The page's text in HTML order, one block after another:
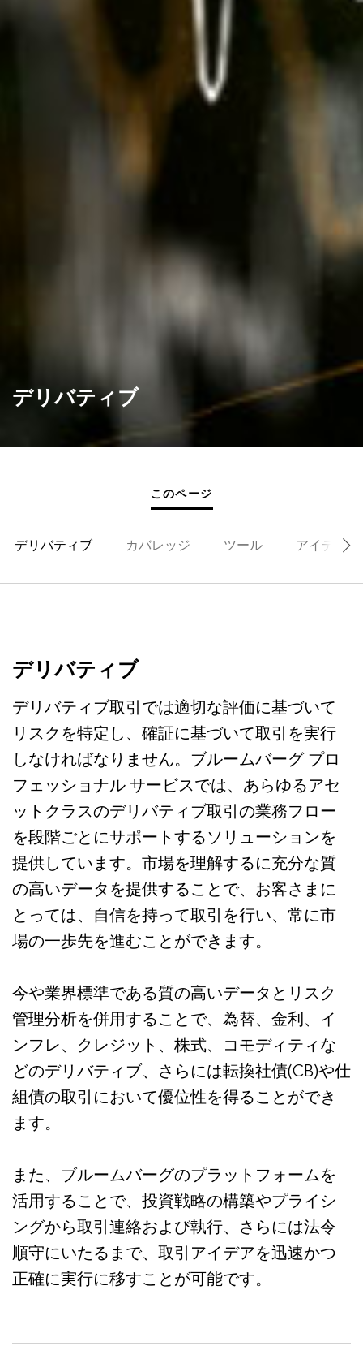
デリバティブ
このページ
デリバティブ カバレッジ ツール アイデア
デリバティブ
デリバティブ取引では適切な評価に基づいて
リスクを特定し、確証に基づいて取引を実行
しなければなりません。ブルームバーグ プロ
フェッショナル サービスでは、あらゆるアセ
ットクラスのデリバティブ取引の業務フロー
を段階ごとにサポートするソリューションを
提供しています。市場を理解するに充分な質
の高いデータを提供することで、お客さまに
とっては、自信を持って取引を行い、常に市
場の一歩先を進むことができます。
今や業界標準である質の高いデータとリスク
管理分析を併用することで、為替、金利、イ
ンフレ、クレジット、株式、コモディティな
どのデリバティブ、さらには転換社債(CB)や仕
組債の取引において優位性を得ることができ
ます。
また、ブルームバーグのプラットフォームを
活用することで、投資戦略の構築やプライシ
ングから取引連絡および執行、さらには法令
順守にいたるまで、取引アイデアを迅速かつ
正確に実行に移すことが可能です。